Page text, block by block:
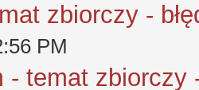
zbiorczy -
PM
temat zbiorczy